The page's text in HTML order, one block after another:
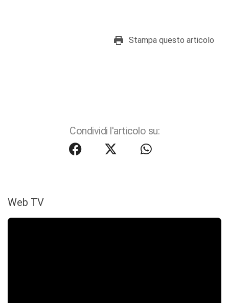
Stampa questo articolo
Condividi l'articolo su:
Web TV